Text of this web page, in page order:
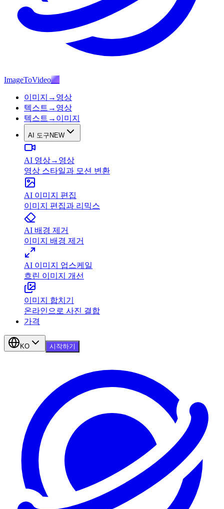
ImageToVideoAI
이미지→영상
텍스트→영상
텍스트→이미지
AI 도구 NEW
AI 영상→영상
영상 스타일과 모션 변환
AI 이미지 편집
이미지 편집과 리믹스
AI 배경 제거
이미지 배경 제거
AI 이미지 업스케일
흐린 이미지 개선
이미지 합치기
온라인으로 사진 결합
가격
KO 시작하기